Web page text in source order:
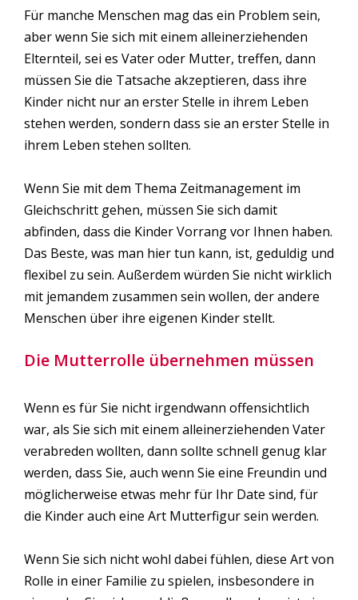
Für manche Menschen mag das ein Problem sein,
aber wenn Sie sich mit einem alleinerziehenden
Elternteil, sei es Vater oder Mutter, treffen, dann
müssen Sie die Tatsache akzeptieren, dass ihre
Kinder nicht nur an erster Stelle in ihrem Leben
stehen werden, sondern dass sie an erster Stelle in
ihrem Leben stehen sollten.
Wenn Sie mit dem Thema Zeitmanagement im
Gleichschritt gehen, müssen Sie sich damit
abfinden, dass die Kinder Vorrang vor Ihnen haben.
Das Beste, was man hier tun kann, ist, geduldig und
flexibel zu sein. Außerdem würden Sie nicht wirklich
mit jemandem zusammen sein wollen, der andere
Menschen über ihre eigenen Kinder stellt.
Die Mutterrolle übernehmen müssen
Wenn es für Sie nicht irgendwann offensichtlich
war, als Sie sich mit einem alleinerziehenden Vater
verabreden wollten, dann sollte schnell genug klar
werden, dass Sie, auch wenn Sie eine Freundin und
möglicherweise etwas mehr für Ihr Date sind, für
die Kinder auch eine Art Mutterfigur sein werden.
Wenn Sie sich nicht wohl dabei fühlen, diese Art von
Rolle in einer Familie zu spielen, insbesondere in